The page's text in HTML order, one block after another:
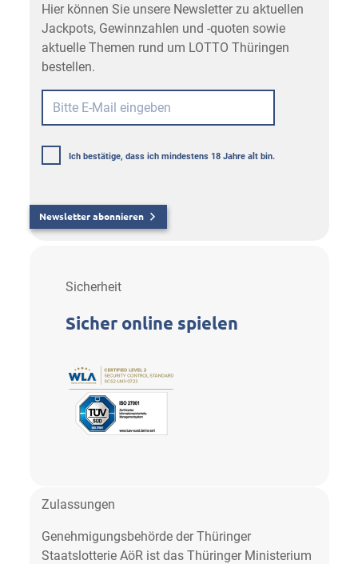
Hier können Sie unsere Newsletter zu aktuellen
Jackpots, Gewinnzahlen und -quoten sowie
aktuelle Themen rund um LOTTO Thüringen
bestellen.
Ich bestätige, dass ich mindestens 18 Jahre alt bin.
Newsletter abonnieren
Sicherheit
Sicher online spielen
Zulassungen
Genehmigungsbehörde der Thüringer
Staatslotterie AöR ist das Thüringer Ministerium